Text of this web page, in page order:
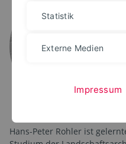
Hans-Peter Rohler ist
Statistik
Externe Medien
Impressum